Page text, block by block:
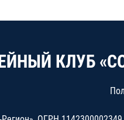
КЛУБ